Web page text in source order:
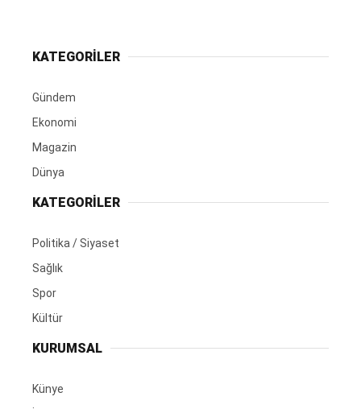
KATEGORİLER
Gündem
Ekonomi
Magazin
Dünya
KATEGORİLER
Politika / Siyaset
Sağlık
Spor
Kültür
KURUMSAL
Künye